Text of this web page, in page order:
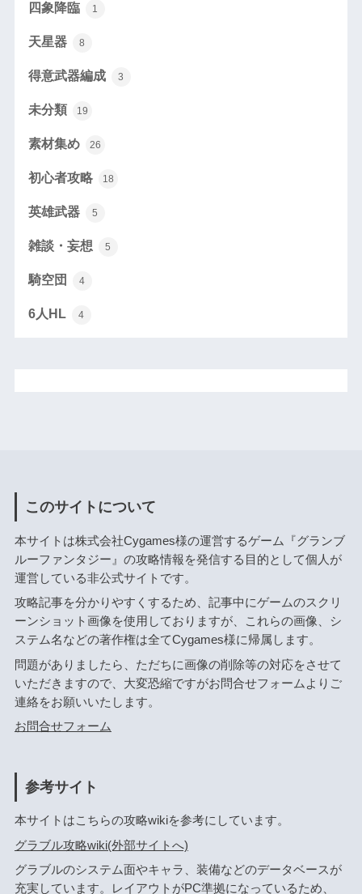
四象降臨 1
天星器 8
得意武器編成 3
未分類 19
素材集め 26
初心者攻略 18
英雄武器 5
雑談・妄想 5
騎空団 4
6人HL 4
このサイトについて
本サイトは株式会社Cygames様の運営するゲーム『グランブ
ルーファンタジー』の攻略情報を発信する目的として個人が
運営している非公式サイトです。
攻略記事を分かりやすくするため、記事中にゲームのスクリ
ーンショット画像を使用しておりますが、これらの画像、シ
ステム名などの著作権は全てCygames様に帰属します。
問題がありましたら、ただちに画像の削除等の対応をさせて
いただきますので、大変恐縮ですがお問合せフォームよりご
連絡をお願いいたします。
お問合せフォーム
参考サイト
本サイトはこちらの攻略wikiを参考にしています。
グラブル攻略wiki(外部サイトへ)
グラブルのシステム面やキャラ、装備などのデータベースが
充実しています。レイアウトがPC準拠になっているため、